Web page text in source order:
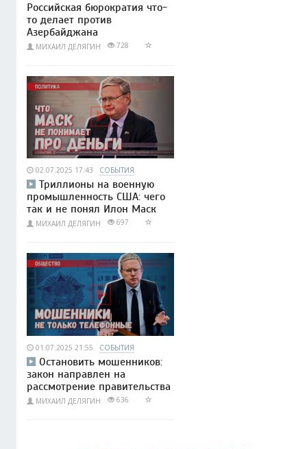
Российская бюрократия что-
то делает против
Азербайджана
МИХАИЛ ДЕЛЯГИН 728
02.07.2025 17:43 СОБЫТИЯ
Триллионы на военную
промышленность США: чего
так и не понял Илон Маск
МИХАИЛ ДЕЛЯГИН 697
01.07.2025 21:55 СОБЫТИЯ
Остановить мошенников:
закон направлен на
рассмотрение правительства
МИХАИЛ ДЕЛЯГИН 636